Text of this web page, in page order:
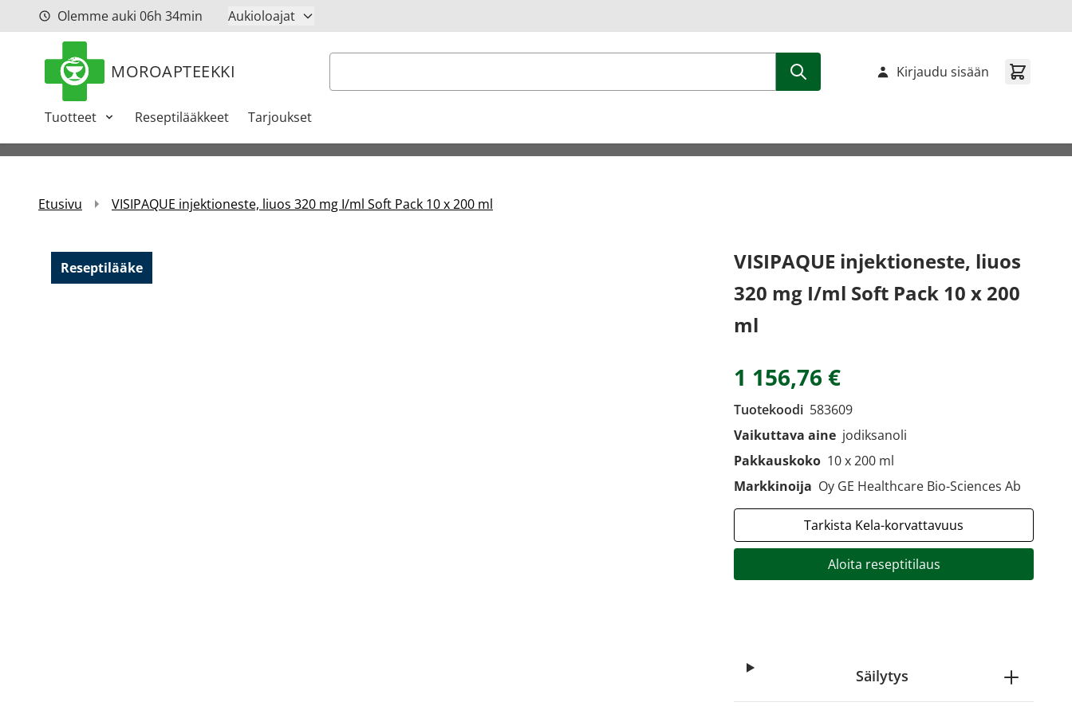
Siirry sisältöönOlemme auki 06h 34min Aukioloajat
MOROAPTEEKKI Haku
Tuotteet Reseptilääkkeet Tarjoukset
Kirjaudu sisään
Etusivu VISIPAQUE injektioneste, liuos 320 mg I/ml Soft Pack 10 x 200 ml
Reseptilääke
VISIPAQUE injektioneste, liuos
320 mg I/ml Soft Pack 10 x 200
ml
1 156,76 €
Tuotekoodi 583609
Vaikuttava aine jodiksanoli
Pakkauskoko 10 x 200 ml
Markkinoija Oy GE Healthcare Bio-Sciences Ab
Tarkista Kela-korvattavuus
Aloita reseptitilaus
Säilytys